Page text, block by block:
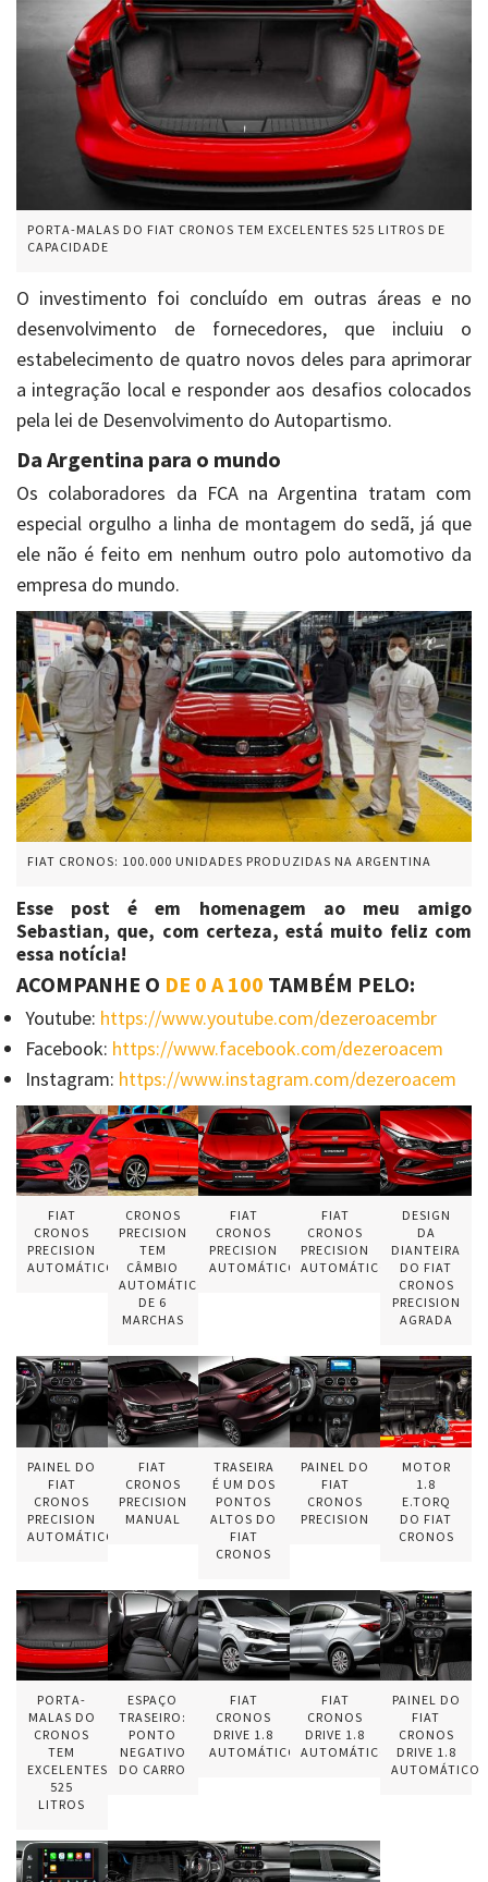
PORTA-MALAS DO FIAT CRONOS TEM EXCELENTES 525 LITROS DE
CAPACIDADE
O investimento foi concluído em outras áreas e no
desenvolvimento de fornecedores, que incluiu o
estabelecimento de quatro novos deles para aprimorar
a integração local e responder aos desafios colocados
pela lei de Desenvolvimento do Autopartismo.
Da Argentina para o mundo
Os colaboradores da FCA na Argentina tratam com
especial orgulho a linha de montagem do sedã, já que
ele não é feito em nenhum outro polo automotivo da
empresa do mundo.
FIAT CRONOS: 100.000 UNIDADES PRODUZIDAS NA ARGENTINA
Esse post é em homenagem ao meu amigo
Sebastian, que, com certeza, está muito feliz com
essa notícia!
ACOMPANHE O DE 0 A 100 TAMBÉM PELO:
Youtube: https://www.youtube.com/dezeroacembr
Facebook: https://www.facebook.com/dezeroacem
Instagram: https://www.instagram.com/dezeroacem
FIAT
CRONOS
PRECISION
AUTOMÁTICO
CRONOS
PRECISION
TEM
CÂMBIO
AUTOMÁTICO
DE 6
MARCHAS
FIAT
CRONOS
PRECISION
AUTOMÁTICO
FIAT
CRONOS
PRECISION
AUTOMÁTICO
DESIGN
DA
DIANTEIRA
DO FIAT
CRONOS
PRECISION
AGRADA
PAINEL DO
FIAT
CRONOS
PRECISION
AUTOMÁTICO
FIAT
CRONOS
PRECISION
MANUAL
TRASEIRA
É UM DOS
PONTOS
ALTOS DO
FIAT
CRONOS
PAINEL DO
FIAT
CRONOS
PRECISION
MOTOR
1.8
E.TORQ
DO FIAT
CRONOS
PORTA-
MALAS DO
CRONOS
TEM
EXCELENTES
525
LITROS
ESPAÇO
TRASEIRO:
PONTO
NEGATIVO
DO CARRO
FIAT
CRONOS
DRIVE 1.8
AUTOMÁTICO
FIAT
CRONOS
DRIVE 1.8
AUTOMÁTICO
PAINEL DO
FIAT
CRONOS
DRIVE 1.8
AUTOMÁTICO